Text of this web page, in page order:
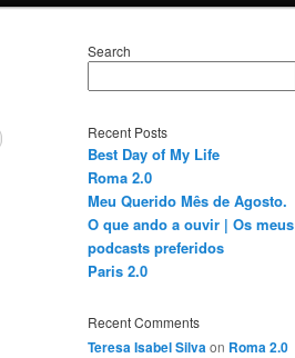
Search
Recent Posts
Best Day of My Life
Roma 2.0
Meu Querido Mês de Agosto.
O que ando a ouvir | Os meus
podcasts preferidos
Paris 2.0
Recent Comments
Teresa Isabel Silvaon Roma 2.0